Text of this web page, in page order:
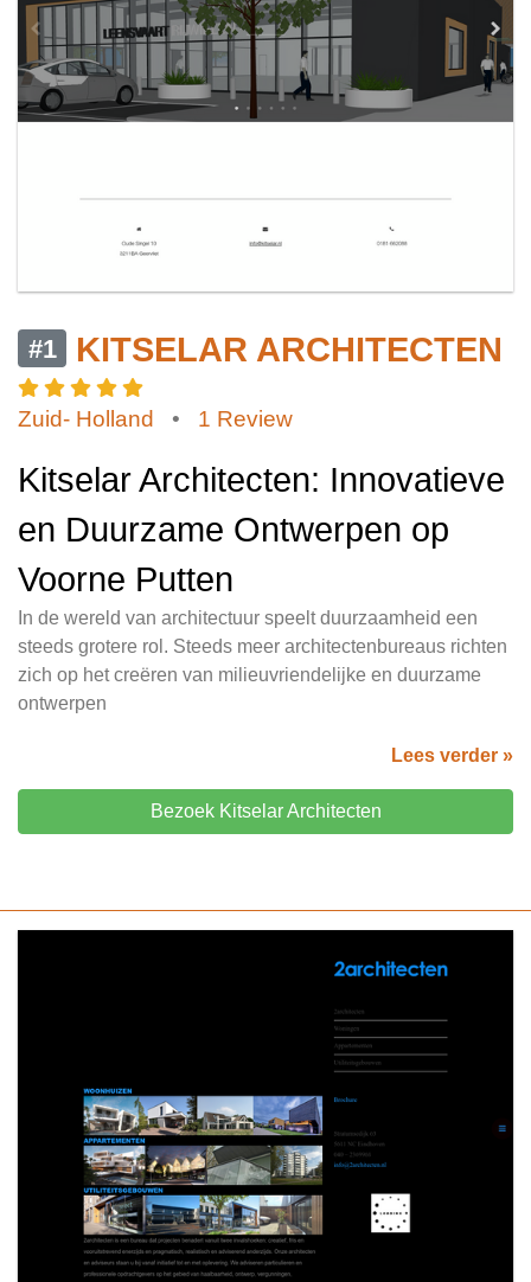
#1 KITSELAR ARCHITECTEN
Zuid- Holland • 1 Review
Kitselar Architecten: Innovatieve
en Duurzame Ontwerpen op
Voorne Putten
In de wereld van architectuur speelt duurzaamheid een
steeds grotere rol. Steeds meer architectenbureaus richten
zich op het creëren van milieuvriendelijke en duurzame
ontwerpen
Lees verder »
Bezoek Kitselar Architecten